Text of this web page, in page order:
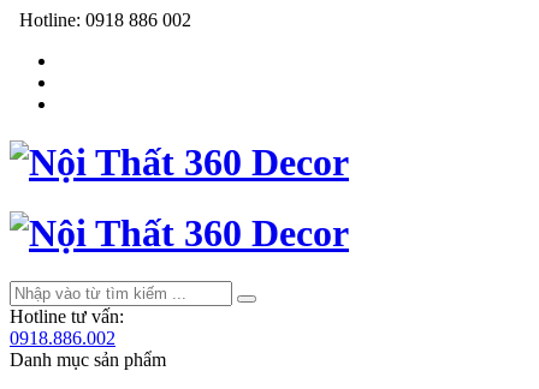
Hotline: 0918 886 002
Hotline tư vấn:
0918.886.002
Danh mục sản phẩm